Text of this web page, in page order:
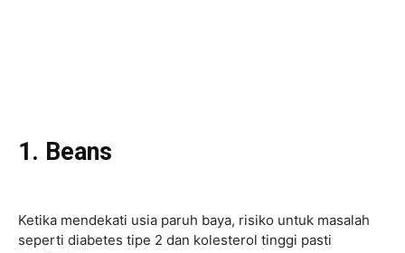
1. Beans
Ketika mendekati usia paruh baya, risiko untuk masalah
seperti diabetes tipe 2 dan kolesterol tinggi pasti